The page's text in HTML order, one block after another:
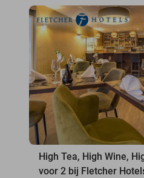
High Tea, High Wine,
voor 2 bij Fletcher